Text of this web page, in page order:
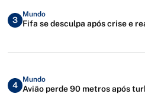
3
Mundo
Fifa se desculpa após crise e
4
Mundo
Avião perde 90 metros após